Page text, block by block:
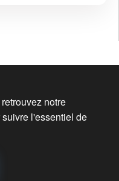
notre
l'essentiel de